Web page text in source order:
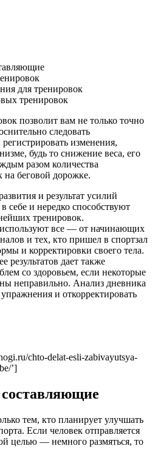
для тренировок
тренировок
позволит вам не только точно
следовать
изменения,
будь то снижение веса, его
разом количества
беговой дорожке.
и результат усилий
в себе и нередко способствуют
тренировок.
все — от начинающих
и тех, кто пришел в спортзал
и корректировки своего тела.
результатов дает также
со здоровьем, если некоторые
неправильно. Анализ дневника
и откорректировать
chto-delat-esli-zabivayutsya-
’]
тем, кто планирует улучшать
Если человек отправляется
целью — немного размяться, то